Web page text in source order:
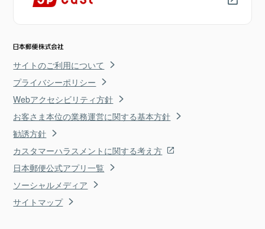
サイトのご利用について
プライバシーポリシー
Webアクセシビリティ方針
お客さま本位の業務運営に関する基本方針
勧誘方針
カスタマーハラスメントに関する考え方
日本郵便公式アプリ一覧
ソーシャルメディア
サイトマップ